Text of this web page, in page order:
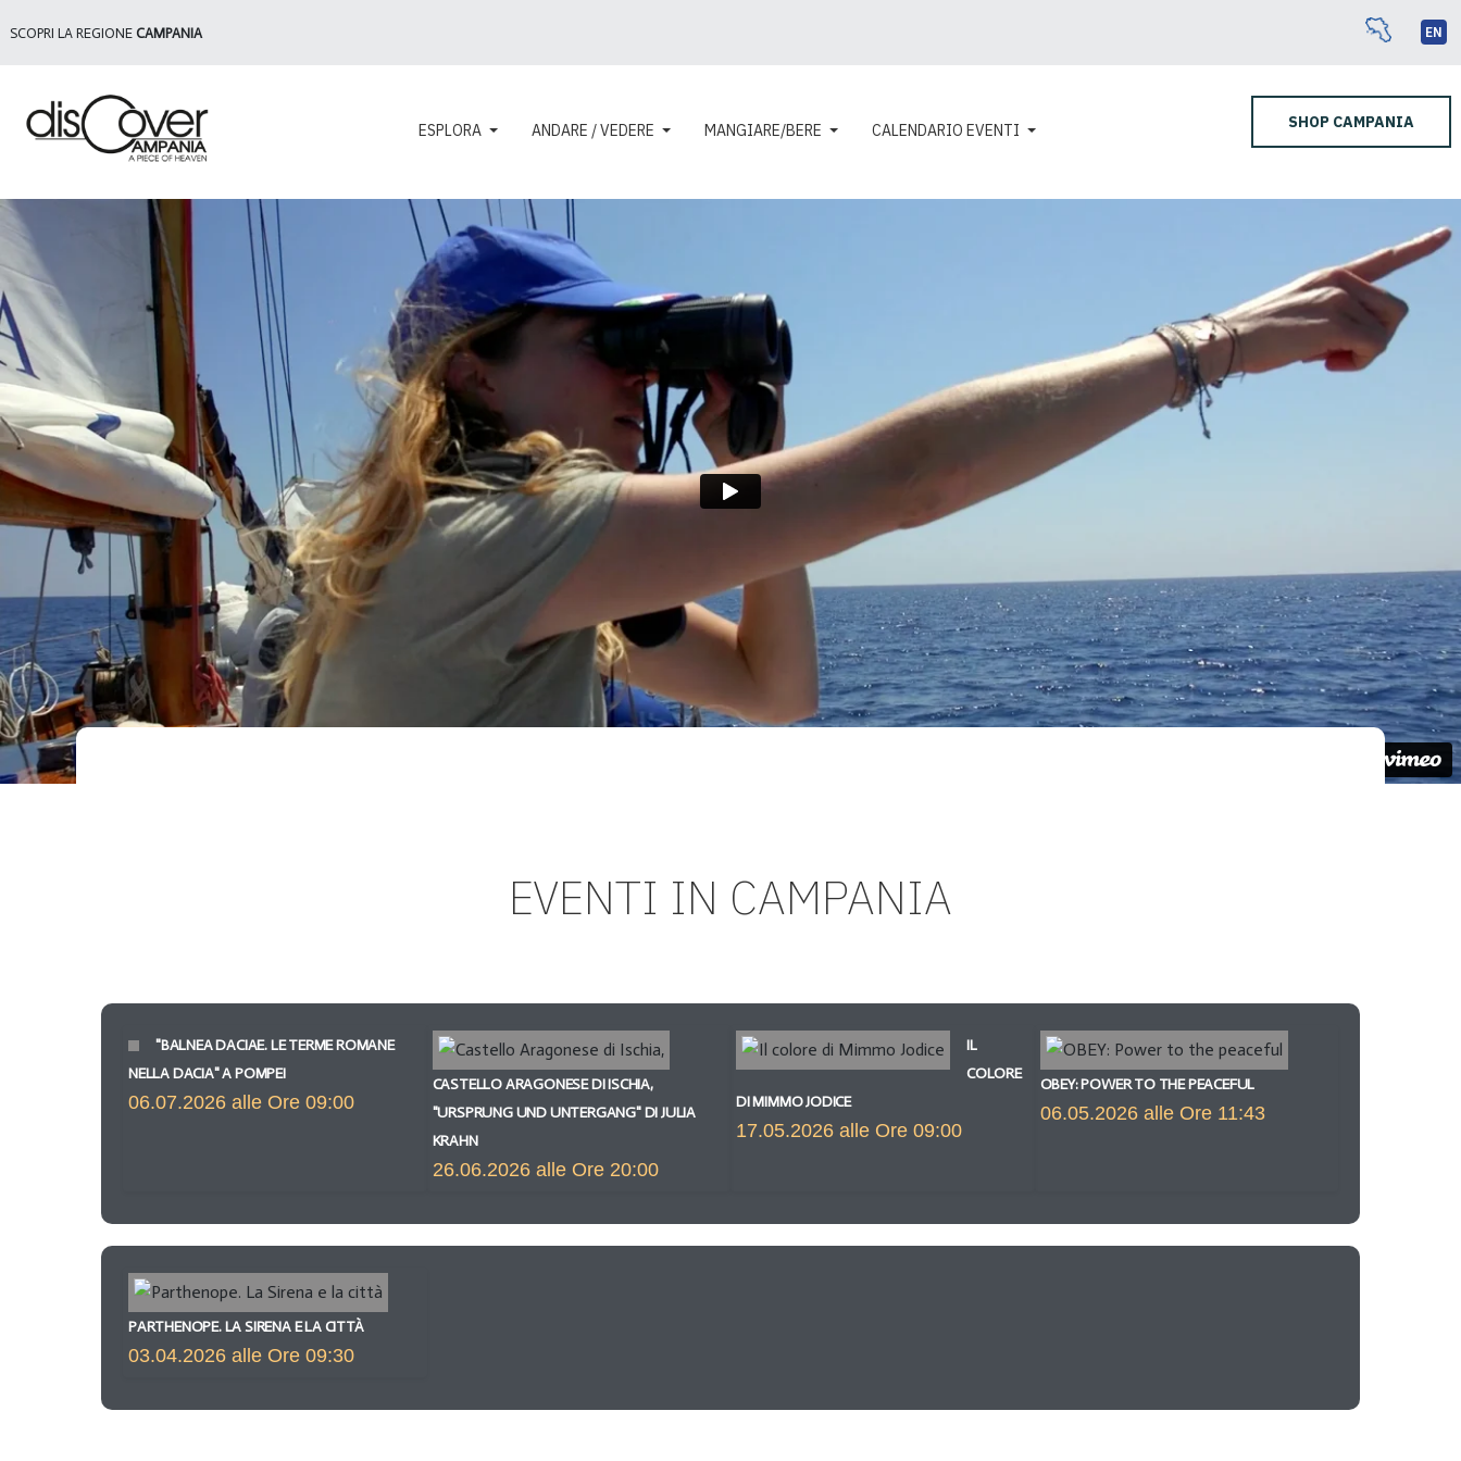
SCOPRI LA REGIONE CAMPANIA EN
ESPLORA ANDARE / VEDERE MANGIARE/BERE CALENDARIO EVENTI SHOP CAMPANIA
EVENTI IN CAMPANIA
"BALNEA DACIAE. LE TERME ROMANE
NELLA DACIA" A POMPEI
06.07.2026 alle Ore 09:00
CASTELLO ARAGONESE DI ISCHIA,
"URSPRUNG UND UNTERGANG" DI JULIA
KRAHN
26.06.2026 alle Ore 20:00
IL
COLORE
DI MIMMO JODICE
17.05.2026 alle Ore 09:00
OBEY: POWER TO THE PEACEFUL
06.05.2026 alle Ore 11:43
PARTHENOPE. LA SIRENA E LA CITTÀ
03.04.2026 alle Ore 09:30